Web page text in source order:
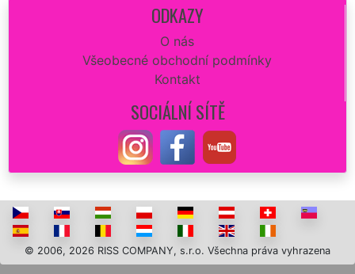
ODKAZY
O nás
Všeobecné obchodní podmínky
Kontakt
SOCIÁLNÍ SÍTĚ
© 2006, 2026 RISS COMPANY, s.r.o. Všechna práva vyhrazena